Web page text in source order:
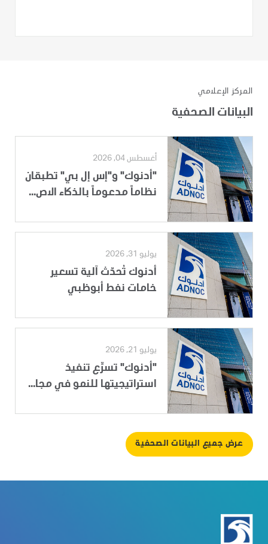
المركز الإعلامي
البيانات الصحفية
أغسطس 04, 2026
"أدنوك" و"إس إل بي" تطبقان
نظاماً مدعوماً بالذكاء الاص...
يوليو 31, 2026
أدنوك تُحدّث آلية تسعير
خامات نفط أبوظبي
يوليو 21, 2026
"أدنوك" تسرِّع تنفيذ
استراتيجيتها للنمو في مجا...
عرض جميع البيانات الصحفية